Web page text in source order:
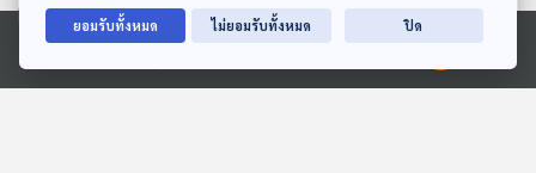
Ⓒ 2020 องค์การกระจายเสียงและแพร่ภาพสาธารณะแห่งประเทศไทย
ตอนที่เกี่ยวข้อง
ยอมรับทั้งหมด ไม่ยอมรับทั้งหมด ปิด